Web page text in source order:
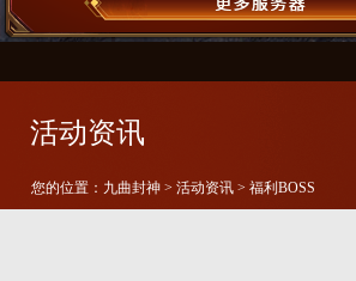
活动资讯
您的位置： 九曲封神 > 活动资讯 > 福利BOSS